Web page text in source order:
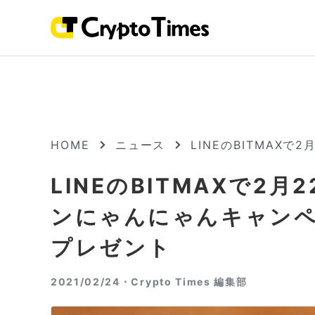
HOME ニュース LINEのBITMAXで2
LINEのBITMAXで2月
ンにゃんにゃんキャン
プレゼント
2021/02/24・Crypto Times 編集部